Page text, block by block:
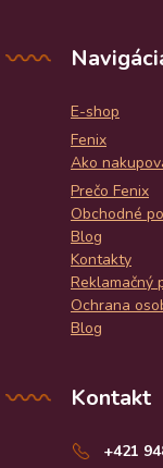
E-shop
Fenix
Ako
Prečo Fenix
Obchodné
Blog
Kontakty
Reklamačný
Ochrana
Blog
Kontakt
+421